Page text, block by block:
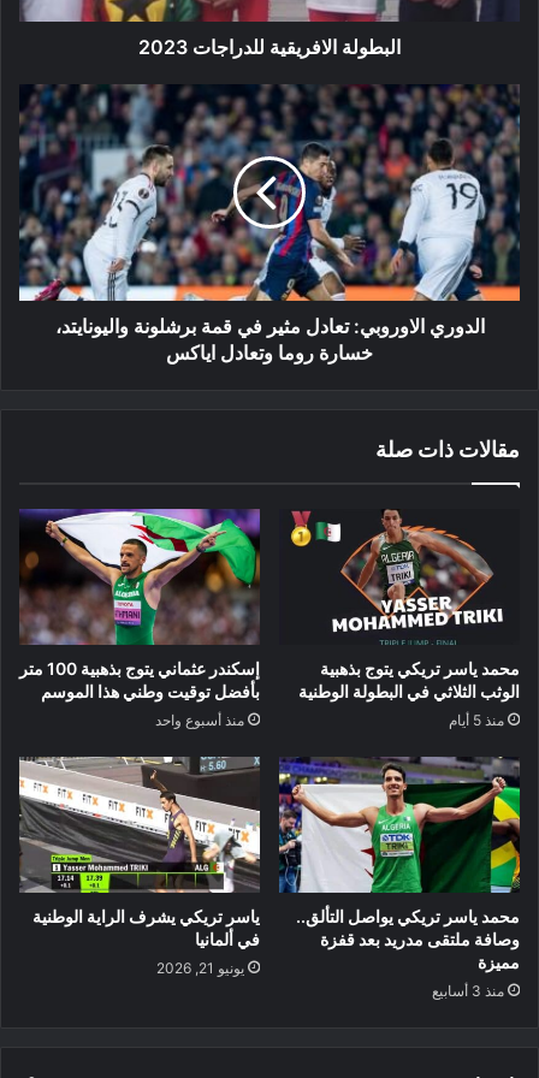
البطولة الافريقية للدراجات 2023
الدوري
الاوروبي:
تعادل
مثير
في
قمة
برشلونة
واليونايتد،
خسارة
الدوري الاوروبي: تعادل مثير في قمة برشلونة واليونايتد،
خسارة روما وتعادل اياكس
مقالات ذات صلة
محمد ياسر تريكي يتوج بذهبية
الوثب الثلاثي في البطولة الوطنية
منذ 5 أيام
إسكندر عثماني يتوج بذهبية 100 متر
بأفضل توقيت وطني هذا الموسم
منذ أسبوع واحد
محمد ياسر تريكي يواصل التألق..
وصافة ملتقى مدريد بعد قفزة
مميزة
منذ 3 أسابيع
ياسر تريكي يشرف الراية الوطنية
في ألمانيا
يونيو 21, 2026